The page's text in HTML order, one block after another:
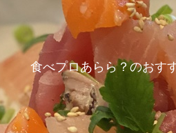
食べプロあらら？のおす